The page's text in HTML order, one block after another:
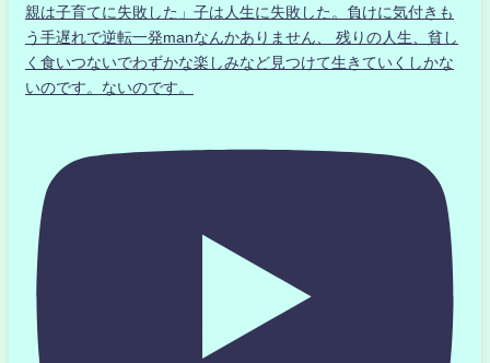
親は子育てに失敗した」子は人生に失敗した。負けに気付きも
う手遅れで逆転一発manなんかありません、 残りの人生、貧し
く食いつないでわずかな楽しみなど見つけて生きていくしかな
いのです。ないのです。